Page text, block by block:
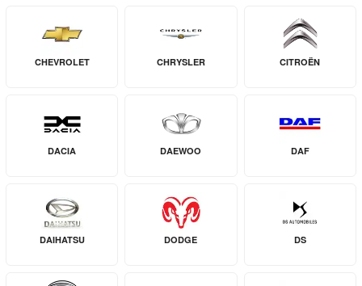
CHEVROLET CHRYSLER CITROËN
DACIA DAEWOO DAF
DAIHATSU DODGE DS